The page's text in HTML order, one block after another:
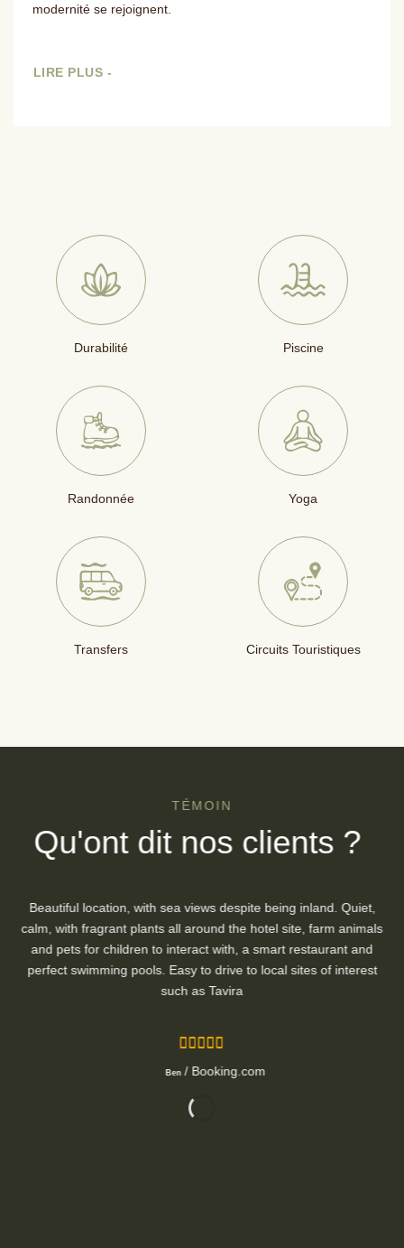
modernité se rejoignent.
LIRE PLUS -
Durabilité Piscine
Randonnée Yoga
Transfers Circuits Touristiques
TÉMOIN
Qu'ont dit nos clients ?
Beautiful location, with sea views despite being inland. Quiet,
calm, with fragrant plants all around the hotel site, farm animals
and pets for children to interact with, a smart restaurant and
perfect swimming pools. Easy to drive to local sites of interest
such as Tavira
Ben / Booking.com